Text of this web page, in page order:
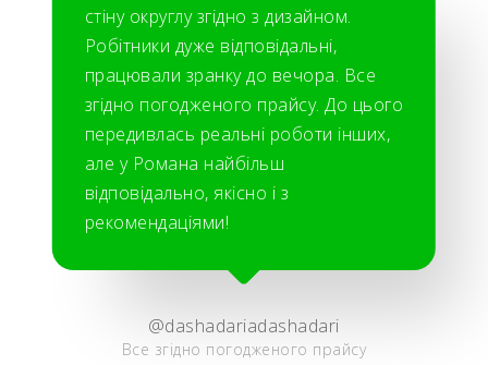
стіну округлу згідно з дизайном.
Робітники дуже відповідальні,
працювали зранку до вечора. Все
згідно погодженого прайсу. До цього
передивлась реальні роботи інших,
але у Романа найбільш
відповідально, якісно і з
рекомендаціями!
@dashadariadashadari
Все згідно погодженого прайсу